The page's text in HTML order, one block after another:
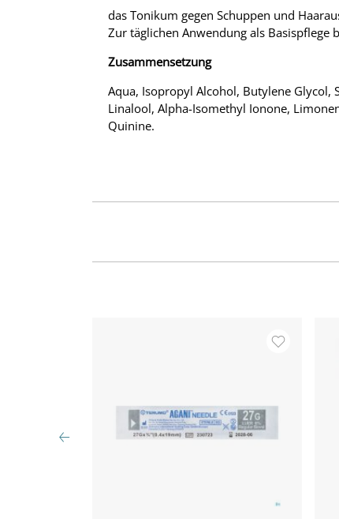
das Tonikum gegen Schuppen und
Zur täglichen Anwendung als
Zusammensetzung
Aqua, Isopropyl Alcohol, Butylene
Linalool, Alpha-Isomethyl Ionone,
Quinine.